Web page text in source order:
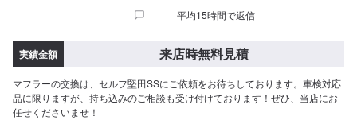
平均15時間で返信
実績金額 来店時無料見積
マフラーの交換は、セルフ堅田SSにご依頼をお待ちしております。車検対応
品に限りますが、持ち込みのご相談も受け付けております！ぜひ、当店にお
任せくださいませ！